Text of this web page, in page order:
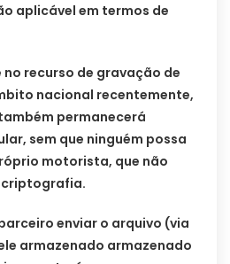
aplicável em termos de
recurso de gravação de
nacional recentemente,
permanecerá
sem que ninguém possa
motorista, que não
criptografia.
enviar o arquivo (via
armazenado armazenado